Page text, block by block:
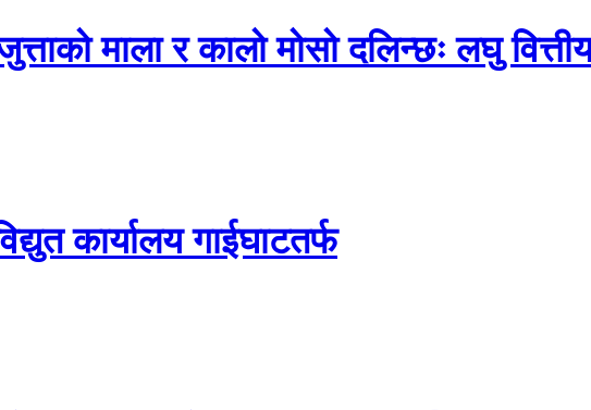
माला र कालो मोसो दलिन्छः लघु
कार्यालय गाईघाटतर्फ